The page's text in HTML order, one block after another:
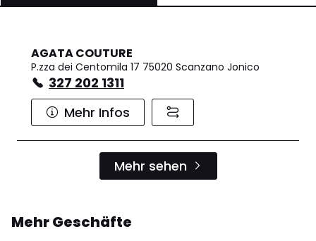
AGATA COUTURE
P.zza dei Centomila 17 75020 Scanzano Jonico
327 202 1311
Mehr Infos
Mehr sehen
Mehr Geschäfte